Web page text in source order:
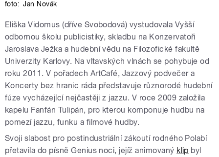
foto: Jan Novák
Eliška Vidomus (dříve Svobodová) vystudovala Vyšší
odbornou školu publicistiky, skladbu na Konzervatoři
Jaroslava Ježka a hudební vědu na Filozofické fakultě
Univerzity Karlovy. Na vltavských vlnách se pohybuje od
roku 2011. V pořadech ArtCafé, Jazzový podvečer a
Koncerty bez hranic ráda představuje různorodé hudební
fúze vycházející nejčastěji z jazzu. V roce 2009 založila
kapelu Fanfán Tulipán, pro kterou komponuje hudbu na
pomezí jazzu, funku a filmové hudby.
Svoji slabost pro postindustriální zákoutí rodného Polabí
přetavila do písně Genius noci, jejíž animovaný klip byl